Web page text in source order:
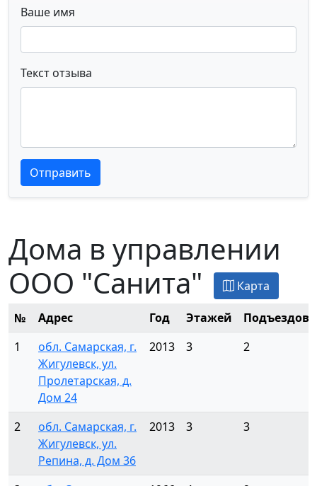
Ваше имя
Текст отзыва
Текст отзыва
Текст отзыва
Отправить
Дома в управлении
ООО "Санита"
Карта
№ Адрес Год Этажей
Подъездов
1
обл. Самарская, г.
Жигулевск, ул.
Пролетарская, д.
Дом 24
2013 3 2
2
обл. Самарская, г.
Жигулевск, ул.
Репина, д. Дом 36
2013 3 3